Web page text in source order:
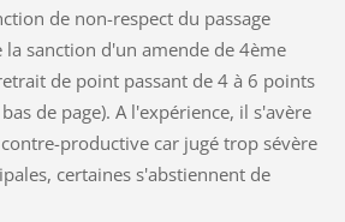
de non-respect du passage
sanction d'un amende de 4ème
de point passant de 4 à 6 points
de page). A l'expérience, il s'avère
productive car jugé trop sévère
certaines s'abstiennent de